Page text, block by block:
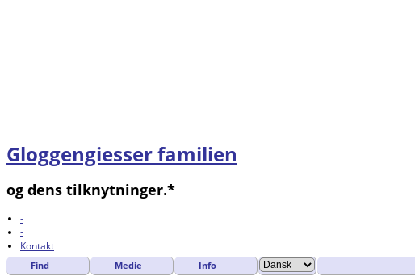
Gloggengiesser familien
og dens tilknytninger.*
-
-
Kontakt
Find Medie Info